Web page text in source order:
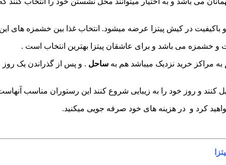
باکیفیت در کیش پیتزا عرضه میشود. انتخاب غذا بین خشمزه های
و خشمزه می باشد و برای عاشقان پیتزا بهترین انتخاب است .
مراکز خرید نزدیک میباشد هم به ساحل . و پس از گذراندن یک روز
و روز خود را به زیبایی شروع کنند این رستوران مناسب
کرد و در هزینه های خود صرفه جویی میکنید.